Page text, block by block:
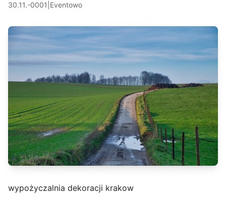
30.11.-0001 Eventowo
wypożyczalnia dekoracji krakow